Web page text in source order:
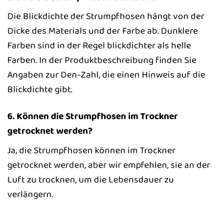
Die Blickdichte der Strumpfhosen hängt von der
Dicke des Materials und der Farbe ab. Dunklere
Farben sind in der Regel blickdichter als helle
Farben. In der Produktbeschreibung finden Sie
Angaben zur Den-Zahl, die einen Hinweis auf die
Blickdichte gibt.
6. Können die Strumpfhosen im Trockner
getrocknet werden?
Ja, die Strumpfhosen können im Trockner
getrocknet werden, aber wir empfehlen, sie an der
Luft zu trocknen, um die Lebensdauer zu
verlängern.